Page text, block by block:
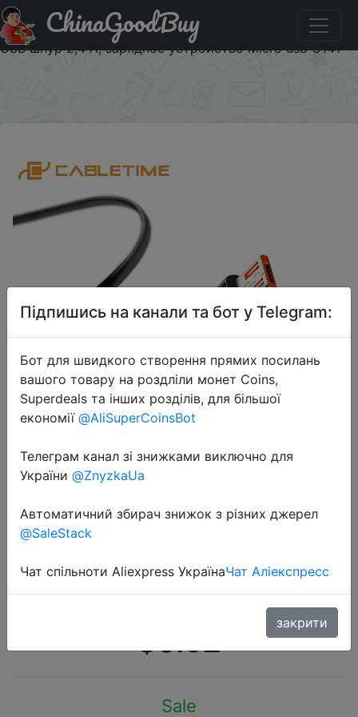
Акція на Высококачественный Кабель Micro USB
CABLETIME, USB кабель для Samsung, Xiaomi, Android,
USB шнур 2,4 А, зарядное устройство Micro usb C141
ChinaGoodBuy
2021-03-12
Micro USB CABLETIME, USB кабель
для Samsung, Xiaomi, Android, USB
Micro usb C141
$0.62
Sale
Підпишись на канали та бот у Telegram:
Бот для швидкого створення прямих посилань
вашого товару на роздліли монет Coins,
Superdeals та інших розділів, для більшої
економії @AliSuperCoinsBot
Телеграм канал зі знижками виключно для
України @ZnyzkaUa
Автоматичний збирач знижок з різних джерел
@SaleStack
Чат спільноти Aliexpress УкраїнаЧат Аліекспресс
закрити